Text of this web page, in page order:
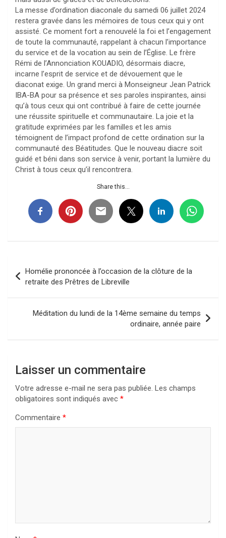
La messe d’ordination diaconale du samedi 06 juillet 2024
restera gravée dans les mémoires de tous ceux qui y ont
assisté. Ce moment fort a renouvelé la foi et l’engagement
de toute la communauté, rappelant à chacun l’importance
du service et de la vocation au sein de l’Église. Le frère
Rémi de l’Annonciation KOUADIO, désormais diacre,
incarne l’esprit de service et de dévouement que le
diaconat exige. Un grand merci à Monseigneur Jean Patrick
IBA-BA pour sa présence et ses paroles inspirantes, ainsi
qu’à tous ceux qui ont contribué à faire de cette journée
une réussite spirituelle et communautaire. La joie et la
gratitude exprimées par les familles et les amis
témoignent de l’impact profond de cette ordination sur la
communauté des Béatitudes. Que le nouveau diacre soit
guidé et béni dans son service à venir, portant la lumière du
Christ à tous ceux qu’il rencontrera.
Share this...
de
l’article
Homélie prononcée à l’occasion de la clôture de la
retraite des Prêtres de Libreville
Méditation du lundi de la 14ème semaine du temps
ordinaire, année paire
Laisser un commentaire
Votre adresse e-mail ne sera pas publiée. Les champs
obligatoires sont indiqués avec *
Commentaire *